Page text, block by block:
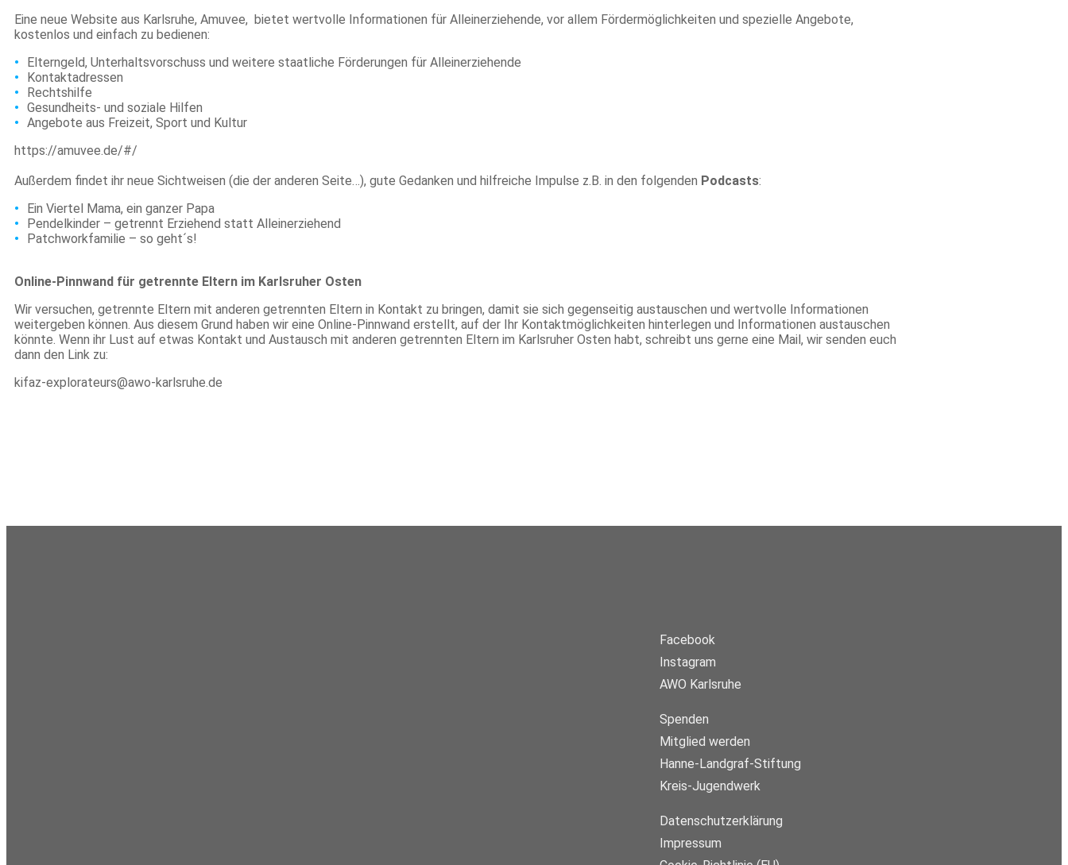
Eine neue Website aus Karlsruhe, Amuvee, bietet wertvolle Informationen für Alleinerziehende, vor allem Fördermöglichkeiten und spezielle Angebote,
kostenlos und einfach zu bedienen:
Elterngeld, Unterhaltsvorschuss und weitere staatliche Förderungen für Alleinerziehende
Kontaktadressen
Rechtshilfe
Gesundheits- und soziale Hilfen
Angebote aus Freizeit, Sport und Kultur
https://amuvee.de/#/
Außerdem findet ihr neue Sichtweisen (die der anderen Seite…), gute Gedanken und hilfreiche Impulse z.B. in den folgenden Podcasts:
Ein Viertel Mama, ein ganzer Papa
Pendelkinder – getrennt Erziehend statt Alleinerziehend
Patchworkfamilie – so geht´s!
Online-Pinnwand für getrennte Eltern im Karlsruher Osten
Wir versuchen, getrennte Eltern mit anderen getrennten Eltern in Kontakt zu bringen, damit sie sich gegenseitig austauschen und wertvolle Informationen
weitergeben können. Aus diesem Grund haben wir eine Online-Pinnwand erstellt, auf der Ihr Kontaktmöglichkeiten hinterlegen und Informationen austauschen
könnte. Wenn ihr Lust auf etwas Kontakt und Austausch mit anderen getrennten Eltern im Karlsruher Osten habt, schreibt uns gerne eine Mail, wir senden euch
dann den Link zu:
kifaz-explorateurs@awo-karlsruhe.de
Facebook
Instagram
AWO Karlsruhe
Spenden
Mitglied werden
Hanne-Landgraf-Stiftung
Kreis-Jugendwerk
Datenschutzerklärung
Impressum